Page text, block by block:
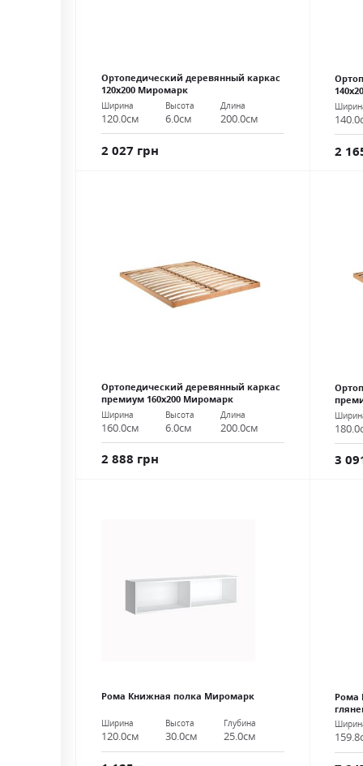
Ортопедический деревянный каркас
120х200 Миромарк
Ширина
120.0см
Высота
6.0см
Длина
200.0см
2 027 грн 2
Ортопедический деревянный каркас
премиум 160х200 Миромарк
Ширина
160.0см
Высота
6.0см
Длина
200.0см
2 888 грн 3
Рома Книжная полка Миромарк
Ширина
120.0см
Высота
30.0см
Глубина
25.0см
Рома